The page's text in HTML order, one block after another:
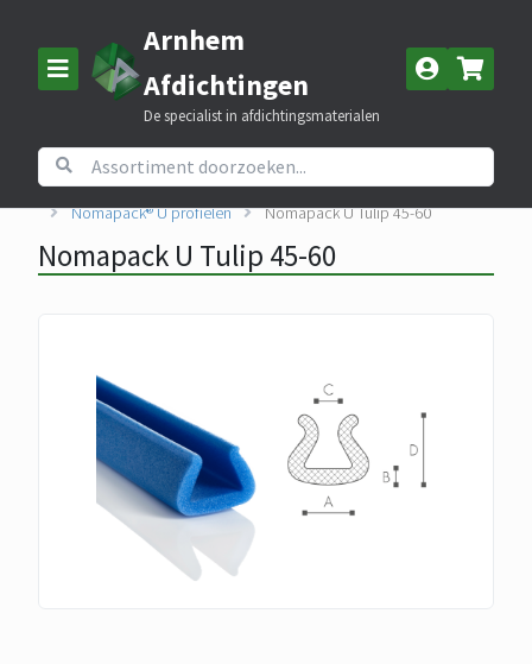
Arnhem
Afdichtingen
De specialist in afdichtingsmaterialen
Home Assortiment
Nomapack beschermingsmateriaal
Nomapack® U profielen
Nomapack U Tulip 45-60
Nomapack U Tulip 45-60